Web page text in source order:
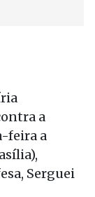
a
feira a
Serguei